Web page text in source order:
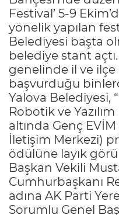
Festival’ 5-9
yönelik yapılan
Belediyesi başta
belediye stant
genelinde il ve
başvurduğu
Yalova Belediyesi,
Robotik ve
altında Genç
İletişim Merkezi)
ödülüne layık
Başkan Vekili
Cumhurbaşkanı
adına AK Parti
Sorumlu Genel